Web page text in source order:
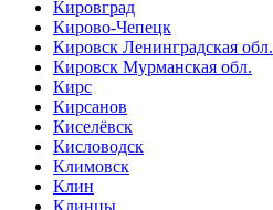
Кировград
Кирово-Чепецк
Кировск Ленинградская обл.
Кировск Мурманская обл.
Кирс
Кирсанов
Киселёвск
Кисловодск
Климовск
Клин
Клинцы